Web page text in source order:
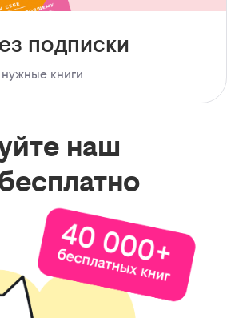
подписки
книги
наш